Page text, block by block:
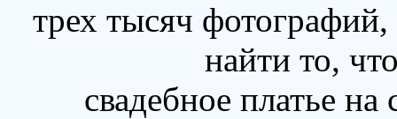
трех тысяч
найти то,
свадебное платье